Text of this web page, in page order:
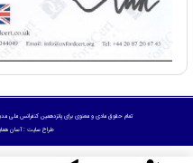
تمام حقوق مادی و معنوی برای پانزدهمین کنفرانس ملی
طراح سایت :آسان